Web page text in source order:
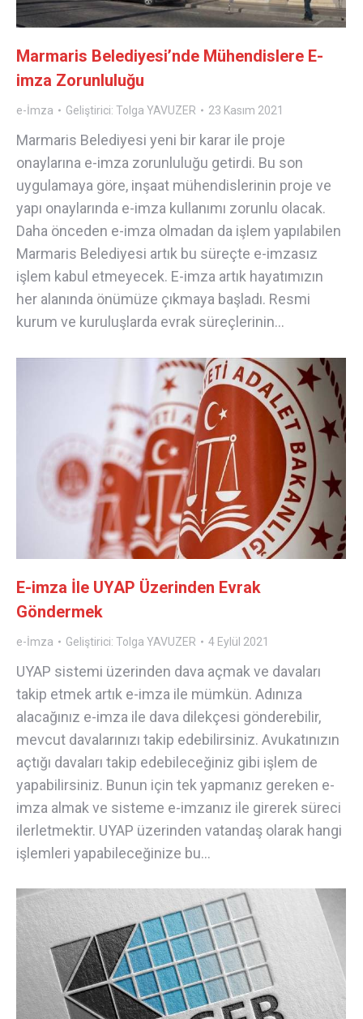
Marmaris Belediyesi’nde Mühendislere E-
imza Zorunluluğu
e-İmza Geliştirici: Tolga YAVUZER 23 Kasım 2021
Marmaris Belediyesi yeni bir karar ile proje
onaylarına e-imza zorunluluğu getirdi. Bu son
uygulamaya göre, inşaat mühendislerinin proje ve
yapı onaylarında e-imza kullanımı zorunlu olacak.
Daha önceden e-imza olmadan da işlem yapılabilen
Marmaris Belediyesi artık bu süreçte e-imzasız
işlem kabul etmeyecek. E-imza artık hayatımızın
her alanında önümüze çıkmaya başladı. Resmi
kurum ve kuruluşlarda evrak süreçlerinin…
E-imza İle UYAP Üzerinden Evrak
Göndermek
e-İmza Geliştirici: Tolga YAVUZER 4 Eylül 2021
UYAP sistemi üzerinden dava açmak ve davaları
takip etmek artık e-imza ile mümkün. Adınıza
alacağınız e-imza ile dava dilekçesi gönderebilir,
mevcut davalarınızı takip edebilirsiniz. Avukatınızın
açtığı davaları takip edebileceğiniz gibi işlem de
yapabilirsiniz. Bunun için tek yapmanız gereken e-
imza almak ve sisteme e-imzanız ile girerek süreci
ilerletmektir. UYAP üzerinden vatandaş olarak hangi
işlemleri yapabileceğinize bu…